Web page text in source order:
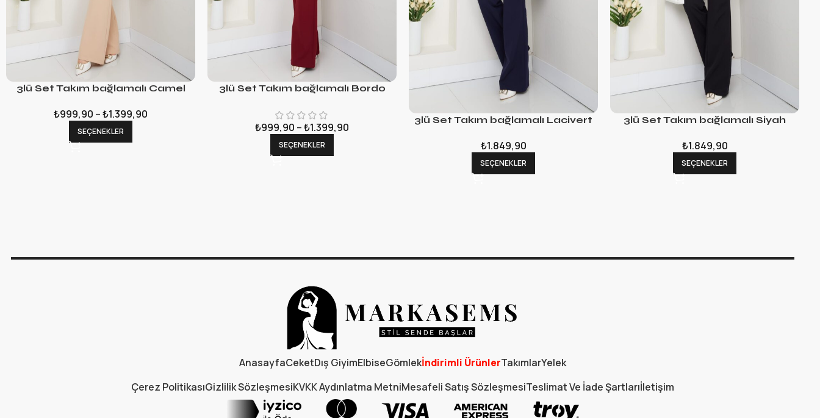
3lü Set Takım bağlamalı Camel
₺999,90 –₺1.399,90
SEÇENEKLER
3lü Set Takım bağlamalı Bordo
₺999,90 –₺1.399,90
SEÇENEKLER
3lü Set Takım bağlamalı Lacivert
₺1.849,90
SEÇENEKLER
3lü Set Takım bağlamalı Siyah
₺1.849,90
SEÇENEKLER
AnasayfaCeketDış GiyimElbiseGömlekİndirimli ÜrünlerTakımlarYelek
Çerez PolitikasıGizlilik SözleşmesiKVKK Aydınlatma MetniMesafeli Satış SözleşmesiTeslimat Ve İade Şartlarıİletişim